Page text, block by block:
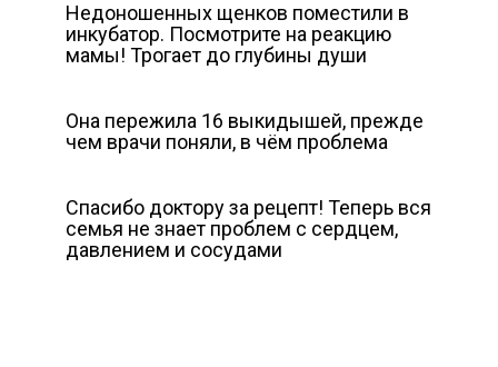
Недоношенных щенков поместили в
инкубатор. Посмотрите на реакцию
мамы! Трогает до глубины души
Она пережила 16 выкидышей, прежде
чем врачи поняли, в чём проблема
Спасибо доктору за рецепт! Теперь вся
семья не знает проблем с сердцем,
давлением и сосудами